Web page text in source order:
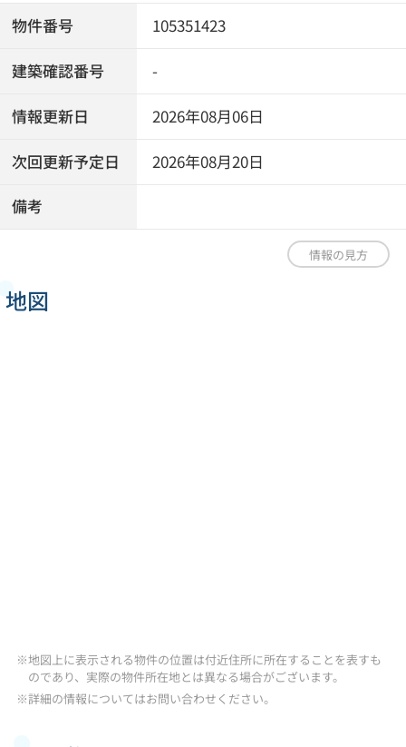
物件番号 105351423
建築確認番号 -
情報更新日 2026年08月06日
次回更新予定日 2026年08月20日
備考
情報の見方
地図
※地図上に表示される物件の位置は付近住所に所在することを表すも
のであり、実際の物件所在地とは異なる場合がございます。
※詳細の情報についてはお問い合わせください。